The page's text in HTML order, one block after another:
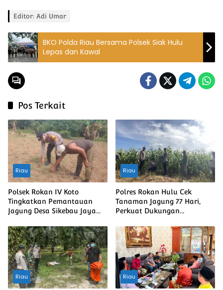
Editor: Adi Umar
BKO Polda Riau Bersama Polsek Siak Hulu
Lepas dan Kawal
Pos Terkait
Riau
Polsek Rokan IV Koto
Tingkatkan Pemantauan
Jagung Desa Sikebau Jaya
Ketahanan Pangan
Nasional
Riau
Polres Rokan Hulu Cek
Tanaman Jagung 77 Hari,
Perkuat Dukungan
Riau Riau